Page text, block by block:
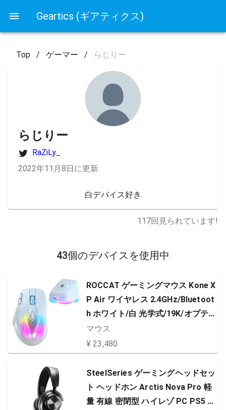
Geartics (ギアティクス)
Top / ゲーマー / らじりー
らじりー
RaZiLy_
2022年11月8日に更新
白デバイス好き
117回見られています!
43個のデバイスを使用中
ROCCAT ゲーミングマウス Kone X
P Air ワイヤレス 2.4GHz/Bluetoot
h ホワイト/白 光学式/19K/オプテ
ィカル/多ボタン/99g/充電ドック/4
D Wheel/Reflex/RGB ドイツデザイ
ン
マウス
¥ 23,480
SteelSeries ゲーミングヘッドセッ
ト ヘッドホン Arctis Nova Pro 軽
量 有線 密閉型 ハイレゾ PC PS5 P